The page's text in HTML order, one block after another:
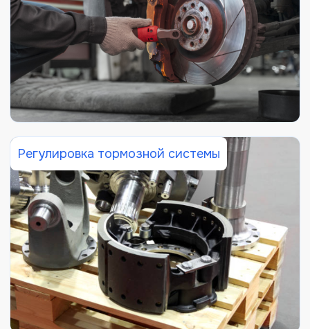
Регулировка тормозной системы